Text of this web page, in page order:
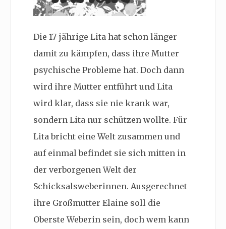
Die 17-jährige Lita hat schon länger
damit zu kämpfen, dass ihre Mutter
psychische Probleme hat. Doch dann
wird ihre Mutter entführt und Lita
wird klar, dass sie nie krank war,
sondern Lita nur schützen wollte. Für
Lita bricht eine Welt zusammen und
auf einmal befindet sie sich mitten in
der verborgenen Welt der
Schicksalsweberinnen. Ausgerechnet
ihre Großmutter Elaine soll die
Oberste Weberin sein, doch wem kann